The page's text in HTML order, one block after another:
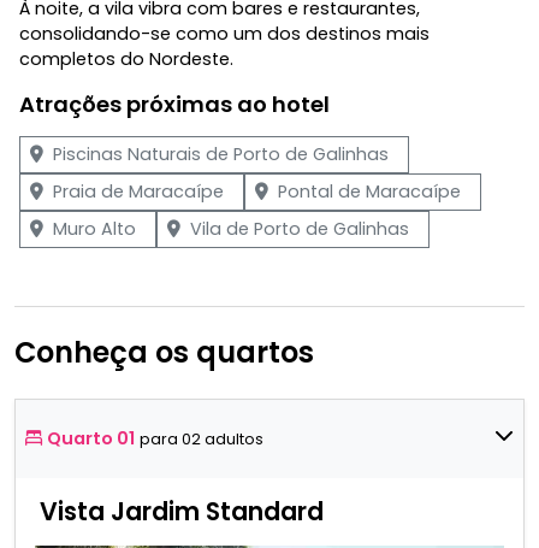
À noite, a vila vibra com bares e restaurantes,
consolidando-se como um dos destinos mais
completos do Nordeste.
Atrações próximas ao hotel
Piscinas Naturais de Porto de Galinhas
Praia de Maracaípe
Pontal de Maracaípe
Muro Alto
Vila de Porto de Galinhas
Conheça os quartos
Quarto 01 para 02 adultos
Vista Jardim Standard